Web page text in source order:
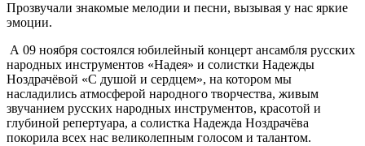
Прозвучали знакомые мелодии и песни, вызывая у нас яркие
эмоции.
А 09 ноября состоялся юбилейный концерт ансамбля русских
народных инструментов «Надея» и солистки Надежды
Ноздрачёвой «С душой и сердцем», на котором мы
насладились атмосферой народного творчества, живым
звучанием русских народных инструментов, красотой и
глубиной репертуара, а солистка Надежда Ноздрачёва
покорила всех нас великолепным голосом и талантом.